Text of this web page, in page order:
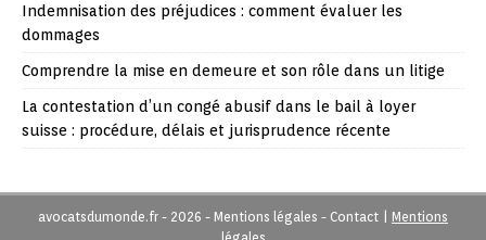
Indemnisation des préjudices : comment évaluer les
dommages
Comprendre la mise en demeure et son rôle dans un litige
La contestation d’un congé abusif dans le bail à loyer
suisse : procédure, délais et jurisprudence récente
avocatsdumonde.fr - 2026 - Mentions légales - Contact | Mentions